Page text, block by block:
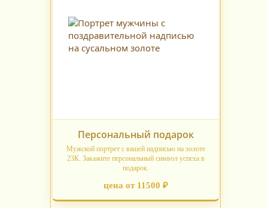
Персональный подарок
Мужской портрет с вашей надписью на золоте
23К. Закажите персональный символ успеха в
подарок.
цена от 11500 ₽